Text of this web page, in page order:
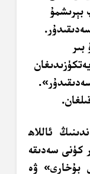
بېرىشمۇ
ئاللاھ
كۈنى سەدىقە
بۇخارى» ۋە